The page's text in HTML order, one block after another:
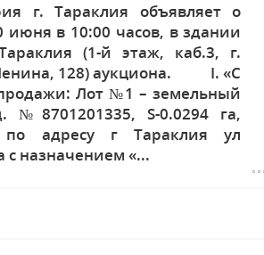
Тараклия объявляет о
июня в 10:00 часов, в здании
(1-й этаж, каб.3, г.
128) аукциона. I. «C
Лот №1 – земельный
№8701201335, S-0.0294 га,
по адресу г Тараклия ул
с назначением «...